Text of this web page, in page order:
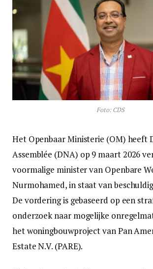
Foto: CDS
Het Openbaar Ministerie (OM) heeft
Assemblée (DNA) op 9 maart 2026
voormalige minister van Openbare
Nurmohamed, in staat van
De vordering is gebaseerd op een
onderzoek naar mogelijke
het woningbouwproject van Pan
Estate N.V. (PARE).